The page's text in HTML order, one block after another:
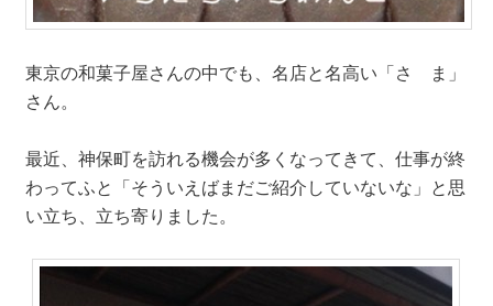
東京の和菓子屋さんの中でも、名店と名高い「さゝま」
さん。
最近、神保町を訪れる機会が多くなってきて、仕事が終
わってふと「そういえばまだご紹介していないな」と思
い立ち、立ち寄りました。